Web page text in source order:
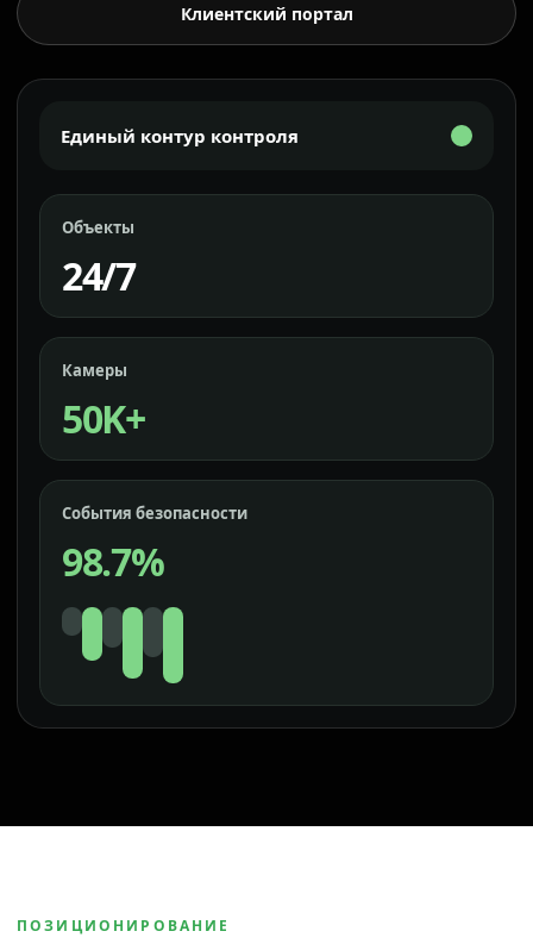
Клиентский портал
Единый контур контроля
Объекты
24/7
Камеры
50K+
События безопасности
98.7%
ПОЗИЦИОНИРОВАНИЕ